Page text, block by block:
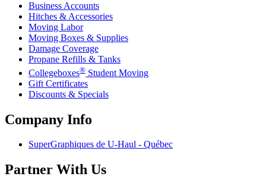
Business Accounts
Hitches & Accessories
Moving Labor
Moving Boxes & Supplies
Damage Coverage
Propane Refills & Tanks
Collegeboxes® Student Moving
Gift Certificates
Discounts & Specials
Company Info
SuperGraphiques de U-Haul - Québec
Partner With Us